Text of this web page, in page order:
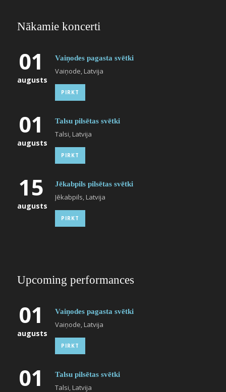
Nākamie koncerti
01
augusts
Vaiņodes pagasta svētki
Vaiņode, Latvija
PIRKT
01
augusts
Talsu pilsētas svētki
Talsi, Latvija
PIRKT
15
augusts
Jēkabpils pilsētas svētki
Jēkabpils, Latvija
PIRKT
Upcoming performances
01
augusts
Vaiņodes pagasta svētki
Vaiņode, Latvija
PIRKT
01 Talsu pilsētas svētki
Talsi, Latvija